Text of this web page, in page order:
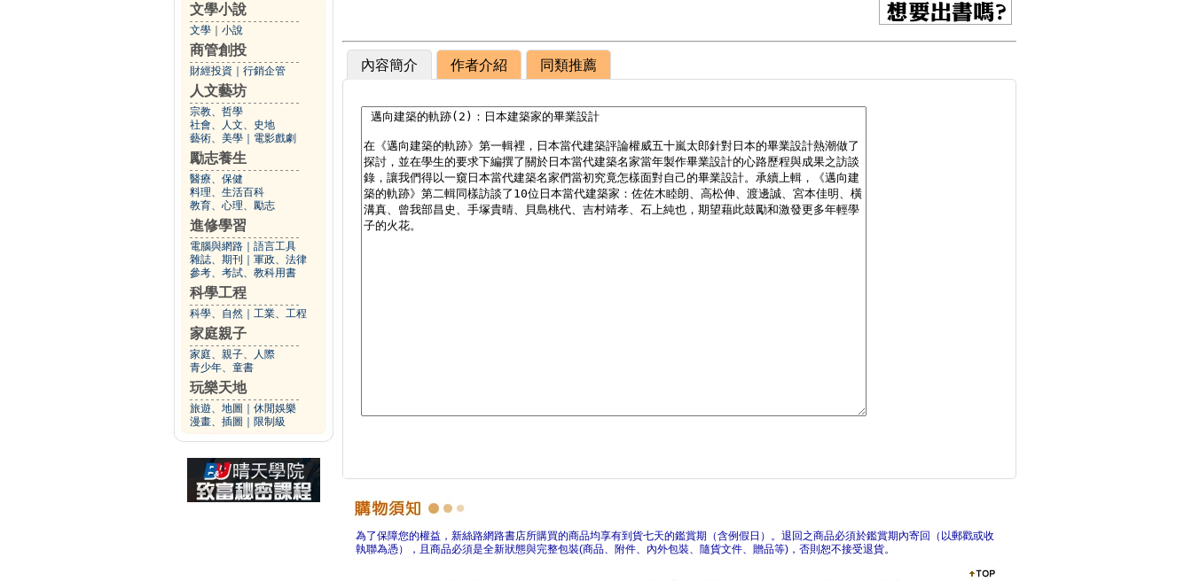
文學小說
文學 小說
商管創投
財經投資 行銷企管
人文藝坊
宗教、哲學
社會、人文、史地
藝術、美學
電影戲劇
勵志養生
醫療、保健
料理、生活百科
教育、心理、勵志
進修學習
電腦與網路
語言工具
雜誌、期刊
軍政、法律
參考、考試、教科用書
科學工程
科學、自然 工業、工程
家庭親子
家庭、親子、人際
青少年、童書
玩樂天地
旅遊、地圖
休閒娛樂
漫畫、插圖
限制級
內容簡介 作者介紹 同類推薦
為了保障您的權益，新絲路網路書店所購買的商品均享有到貨七天的鑑賞期（含例假日）。退回之商品必須於鑑賞期內寄回（以郵戳或收
執聯為憑），且商品必須是全新狀態與完整包裝(商品、附件、內外包裝、隨貨文件、贈品等)，否則恕不接受退貨。